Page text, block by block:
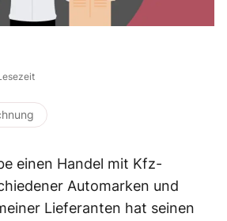
einen Handel mit Kfz-
Automarken und
Lieferanten hat seinen